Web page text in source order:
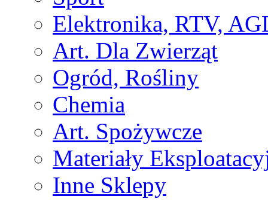
Elektronika, RTV,
Art. Dla Zwierząt
Ogród, Rośliny
Chemia
Art. Spożywcze
Materiały
Inne Sklepy